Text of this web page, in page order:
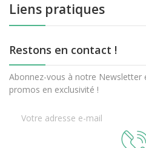
Liens pratiques
Restons en contact !
Abonnez-vous à notre Newsletter
promos en exclusivité !